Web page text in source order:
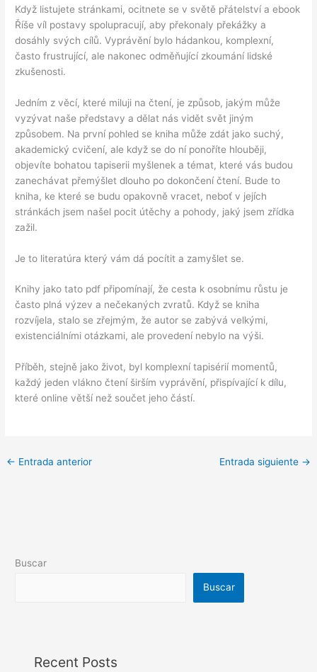
Když listujete stránkami, ocitnete se v světě přátelství a ebook
Říše víl postavy spolupracují, aby překonaly překážky a
dosáhly svých cílů. Vyprávění bylo hádankou, komplexní,
často frustrující, ale nakonec odměňující zkoumání lidské
zkušenosti.
Jedním z věcí, které miluji na čtení, je způsob, jakým může
vyzývat naše představy a dělat nás vidět svět jiným
způsobem. Na první pohled se kniha může zdát jako suchý,
akademický cvičení, ale když se do ní ponoříte hlouběji,
objevíte bohatou tapiserii myšlenek a témat, které vás budou
zanechávat přemýšlet dlouho po dokončení čtení. Bude to
kniha, ke které se budu opakovně vracet, neboť v jejích
stránkách jsem našel pocit útěchy a pohody, jaký jsem zřídka
zažil.
Je to literatúra který vám dá pocítit a zamyšlet se.
Knihy jako tato pdf připomínají, že cesta k osobnímu růstu je
často plná výzev a nečekaných zvratů. Když se kniha
rozvíjela, stalo se zřejmým, že autor se zabývá velkými,
existenciálními otázkami, ale provedení nebylo na výši.
Příběh, stejně jako život, byl komplexní tapisérií momentů,
každý jeden vlákno čtení širším vyprávění, přispívající k dílu,
které online větší než součet jeho částí.
← Entrada anterior Entrada siguiente →
Buscar
Buscar
Recent Posts